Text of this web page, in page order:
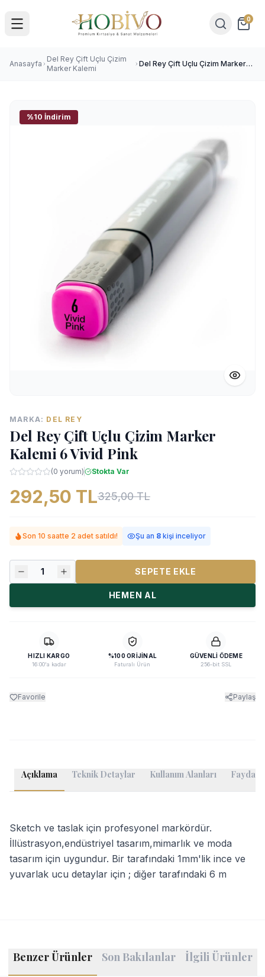
0
Anasayfa
Del Rey Çift Uçlu Çizim
Marker Kalemi
Del Rey Çift Uçlu Çizim Marker
%10 İndirim
MARKA: DEL REY
Del Rey Çift Uçlu Çizim Marker
Kalemi 6 Vivid Pink
(0 yorum) Stokta Var
292,50 TL325,00 TL
Son 10 saatte 2 adet satıldı! Şu an 8 kişi inceliyor
1 SEPETE EKLE
HEMEN AL
HIZLI KARGO
16:00'a kadar
%100 ORIJINAL
Faturalı Ürün
GÜVENLI ÖDEME
256-bit SSL
Favorile Paylaş
Açıklama Teknik Detaylar Kullanım Alanları
Sketch ve taslak için profesyonel markördür.
İllüstrasyon,endüstriyel tasarım,mimarlık ve moda
tasarım için uygundur. Bir tarafındaki 1mm'lik ince ve
yuvarlak ucu detaylar için ; diğer tarafındaki 6 m
Benzer Ürünler Son Bakılanlar İlgili Ürünler